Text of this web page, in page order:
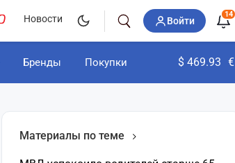
Новости Войти
14
Бренды Покупки $ 469.93 €
Материалы по теме